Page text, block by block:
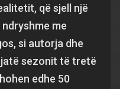
që sjell një
me
si autorja dhe
sezonit të tretë
edhe 50